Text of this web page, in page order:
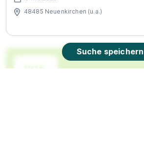
48485 Neuenkirchen (u.a.)
90%
Suche speichern